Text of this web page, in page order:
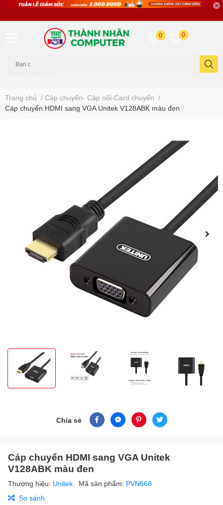
0 0
Trang chủ / Cáp chuyển- Cáp nối-Card chuyển /
Cáp chuyển HDMI sang VGA Unitek V128ABK màu đen
Chia sẻ
Cáp chuyển HDMI sang VGA Unitek
V128ABK màu đen
Thương hiệu: Unitek Mã sản phẩm: PVN668
So sánh